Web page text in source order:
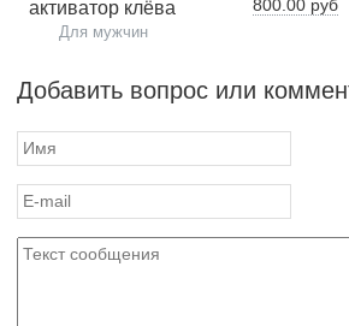
активатор клёва
Для мужчин
800.00 руб
Добавить вопрос или